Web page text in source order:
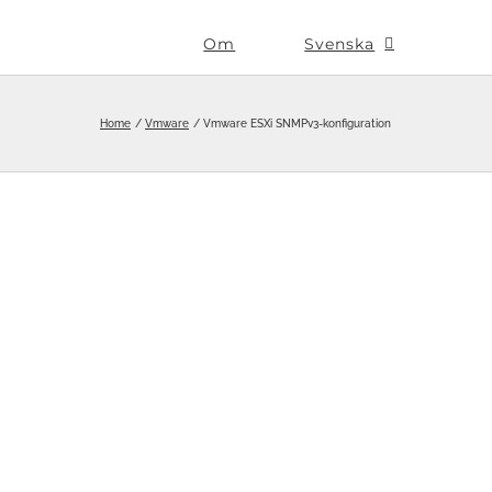
Om Svenska
Home Vmware Vmware ESXi SNMPv3-konfiguration